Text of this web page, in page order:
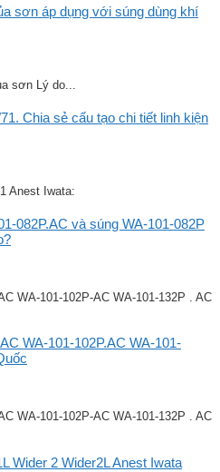
sơn áp dụng với súng dùng khí
sơn Lý do...
Chia sẻ cấu tạo chi tiết linh kiện
Anest Iwata:
082P.AC và súng WA-101-082P
WA-101-102P-AC WA-101-132P . AC
WA-101-102P.AC WA-101-
WA-101-102P-AC WA-101-132P . AC
Wider 2 Wider2L Anest Iwata